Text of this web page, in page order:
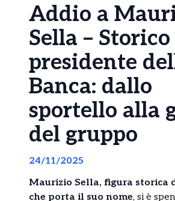
Addio a
Sella – Storico
presidente
Banca: dallo
sportello alla
del gruppo
24/11/2025
Maurizio Sella, figura storica
che porta il suo nome, si è